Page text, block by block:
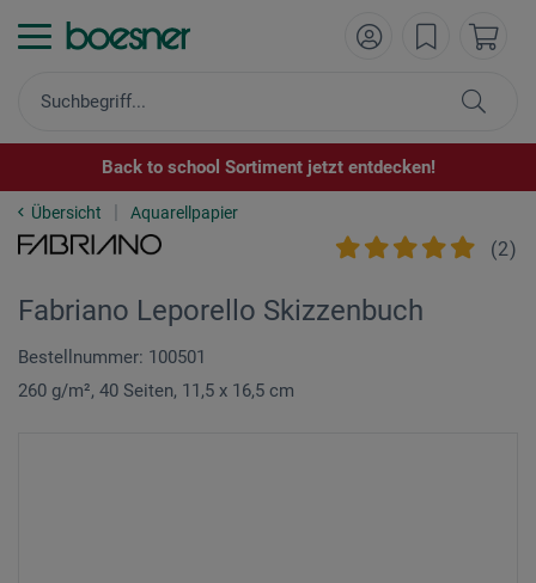
Back to school Sortiment jetzt entdecken!
Übersicht Aquarellpapier
(2)
Fabriano Leporello Skizzenbuch
Bestellnummer: 100501
260 g/m², 40 Seiten, 11,5 x 16,5 cm